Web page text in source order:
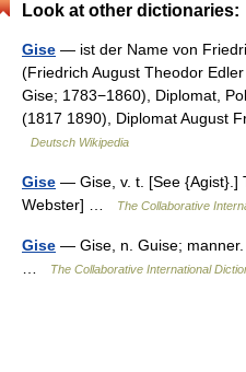
Look at other dictionaries:
Gise — ist der Name von
(Friedrich August Theodor
Gise; 1783−1860), Diplomat,
(1817 1890), Diplomat August
Deutsch Wikipedia
Gise — Gise, v. t. [See {Agist}.]
Webster] …
The Collaborative
Gise — Gise, n. Guise;
The Collaborative International